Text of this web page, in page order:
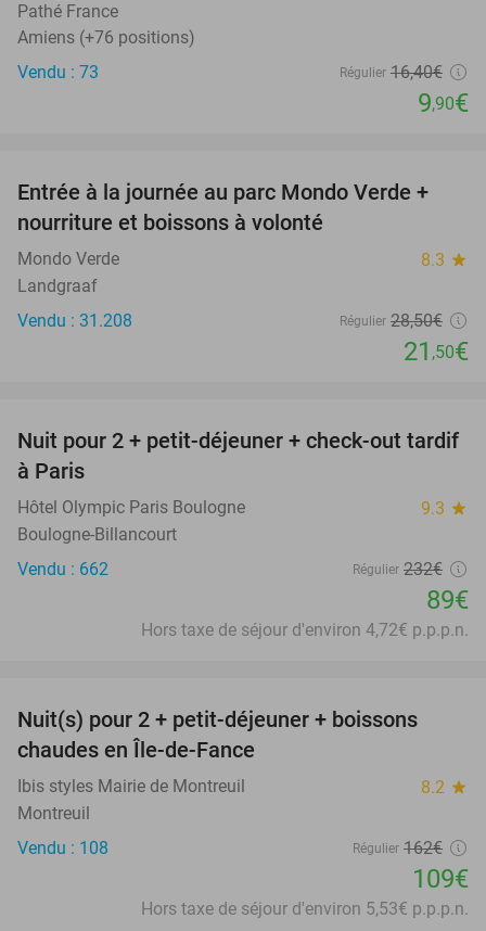
Pathé France
Amiens (+76 positions)
Vendu : 73
Régulier 16,40€
9,90€
25%
Entrée à la journée au parc Mondo Verde +
nourriture et boissons à volonté
Mondo Verde 8.3 star
Landgraaf
Vendu : 31.208
Régulier 28,50€
21 ,50€
62%
Nuit pour 2 + petit-déjeuner + check-out tardif
à Paris
Hôtel Olympic Paris Boulogne 9.3 star
Boulogne-Billancourt
Vendu : 662
Régulier 232€
89€
Hors taxe de séjour d'environ 4,72€ p.p.p.n.
Nuit(s) pour 2 + petit-déjeuner + boissons
chaudes en Île-de-Fance
Ibis styles Mairie de Montreuil 8.2 star
Montreuil
Vendu : 108
Régulier 162€
109€
Hors taxe de séjour d'environ 5,53€ p.p.p.n.